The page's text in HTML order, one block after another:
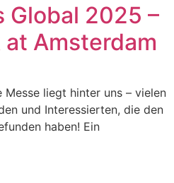
2025 –
Amsterdam
Messe liegt hinter uns – vielen
und Interessierten, die den
haben! Ein